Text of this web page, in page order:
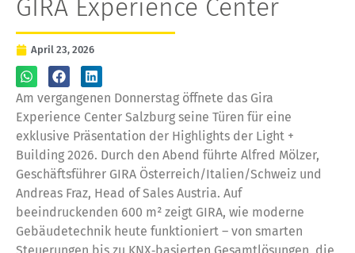
GIRA Experience Center
April 23, 2026
Am vergangenen Donnerstag öffnete das Gira
Experience Center Salzburg seine Türen für eine
exklusive Präsentation der Highlights der Light +
Building 2026. Durch den Abend führte Alfred Mölzer,
Geschäftsführer GIRA Österreich/Italien/Schweiz und
Andreas Fraz, Head of Sales Austria. Auf
beeindruckenden 600 m² zeigt GIRA, wie moderne
Gebäudetechnik heute funktioniert – von smarten